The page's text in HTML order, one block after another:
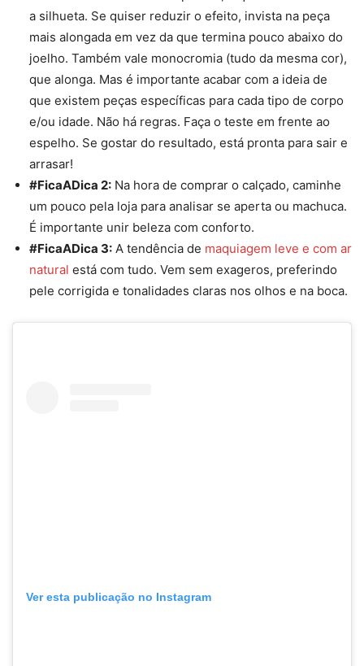
a silhueta. Se quiser reduzir o efeito, invista na peça
mais alongada em vez da que termina pouco abaixo do
joelho. Também vale monocromia (tudo da mesma cor),
que alonga. Mas é importante acabar com a ideia de
que existem peças específicas para cada tipo de corpo
e/ou idade. Não há regras. Faça o teste em frente ao
espelho. Se gostar do resultado, está pronta para sair e
arrasar!
#FicaADica 2: Na hora de comprar o calçado, caminhe
um pouco pela loja para analisar se aperta ou machuca.
É importante unir beleza com conforto.
#FicaADica 3: A tendência de maquiagem leve e com ar
natural está com tudo. Vem sem exageros, preferindo
pele corrigida e tonalidades claras nos olhos e na boca.
Ver esta publicação no Instagram